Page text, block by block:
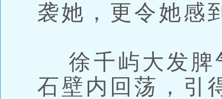
袭她，更令她感
徐千屿大发脾
石壁内回荡，引